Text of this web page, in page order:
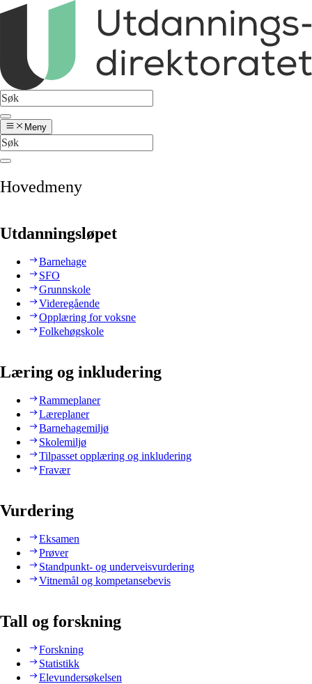
Meny
Hovedmeny
Utdanningsløpet
Barnehage
SFO
Grunnskole
Videregående
Opplæring for voksne
Folkehøgskole
Læring og inkludering
Rammeplaner
Læreplaner
Barnehagemiljø
Skolemiljø
Tilpasset opplæring og inkludering
Fravær
Vurdering
Eksamen
Prøver
Standpunkt- og underveisvurdering
Vitnemål og kompetansebevis
Tall og forskning
Forskning
Statistikk
Elevundersøkelsen